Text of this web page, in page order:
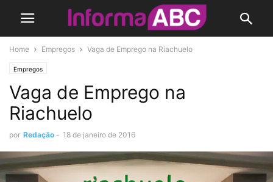
Home Empregos Vaga de Emprego na Riachuelo
Empregos
Vaga de Emprego na
Riachuelo
por Redação - 18 de janeiro de 2016